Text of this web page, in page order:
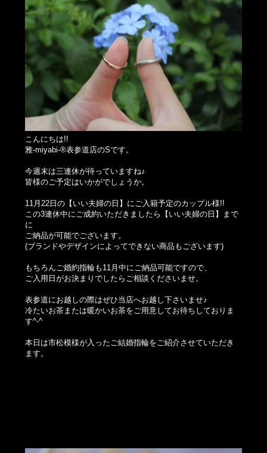
こんにちは!!
雅-miyabi-®表参道店のSです。
今週末は三連休が待っていますね♪
皆様のご予定はいかがでしょうか。
11月22日の【いい夫婦の日】にご入籍予定のカップル様!!
この3連休中にご成約いただきましたら【いい夫婦の日】まで
に
ご納品が可能でございます。
(ブランドやデザインによってできない商品もございます)
もちろんご婚約指輪も11月中にご納品可能ですので、
ご入用日がお決まりでしたらご相談くださいませ。
表参道にお越しの際はぜひ当店へお越し下さいませ♪
冷たいお茶または暖かいお茶をご用意してお待ちしておりま
す^-^
本日は市松模様が入ったご結婚指輪をご紹介させていただき
ます。